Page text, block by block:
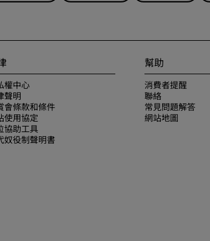
權中心
聲明
會條款和條件
使用協定
協助工具
奴役制聲明書
幫助
消費者提醒
聯絡
常見問題解答
網站地圖